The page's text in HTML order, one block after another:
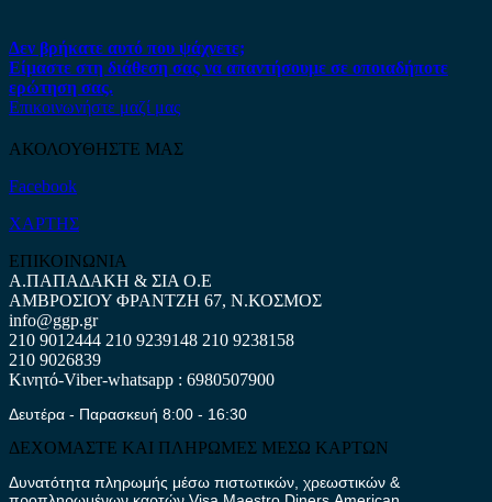
Δεν βρήκατε αυτό που ψάχνετε;
Είμαστε στη διάθεση σας να απαντήσουμε σε οποιαδήποτε
ερώτηση σας.
Επικοινωνήστε μαζί μας
ΑΚΟΛΟΥΘΗΣΤΕ ΜΑΣ
Facebook
ΧΑΡΤΗΣ
ΕΠΙΚΟΙΝΩΝΙΑ
Α.ΠΑΠΑΔΑΚΗ & ΣΙΑ Ο.Ε
ΑΜΒΡΟΣΙΟΥ ΦΡΑΝΤΖΗ 67, Ν.ΚΟΣΜΟΣ
info@ggp.gr
210 9012444 210 9239148 210 9238158
210 9026839
Κινητό-Viber-whatsapp : 6980507900
Δευτέρα - Παρασκευή 8:00 - 16:30
ΔΕΧΟΜΑΣΤΕ ΚΑΙ ΠΛΗΡΩΜΕΣ ΜΕΣΩ ΚΑΡΤΩΝ
Δυνατότητα πληρωμής μέσω πιστωτικών, χρεωστικών &